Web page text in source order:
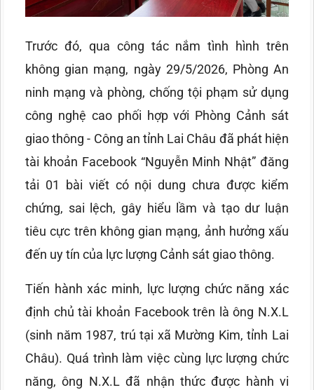
Trước đó, qua công tác nắm tình hình trên
không gian mạng, ngày 29/5/2026, Phòng An
ninh mạng và phòng, chống tội phạm sử dụng
công nghệ cao phối hợp với Phòng Cảnh sát
giao thông - Công an tỉnh Lai Châu đã phát hiện
tài khoản Facebook “Nguyễn Minh Nhật” đăng
tải 01 bài viết có nội dung chưa được kiểm
chứng, sai lệch, gây hiểu lầm và tạo dư luận
tiêu cực trên không gian mạng, ảnh hưởng xấu
đến uy tín của lực lượng Cảnh sát giao thông.
Tiến hành xác minh, lực lượng chức năng xác
định chủ tài khoản Facebook trên là ông N.X.L
(sinh năm 1987, trú tại xã Mường Kim, tỉnh Lai
Châu). Quá trình làm việc cùng lực lượng chức
năng, ông N.X.L đã nhận thức được hành vi